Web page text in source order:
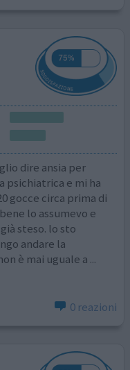
dire ansia per
psichiatrica e mi ha
gocce circa prima di
lo assumevo e
steso. lo sto
andare la
è mai uguale a ...
0 reazioni